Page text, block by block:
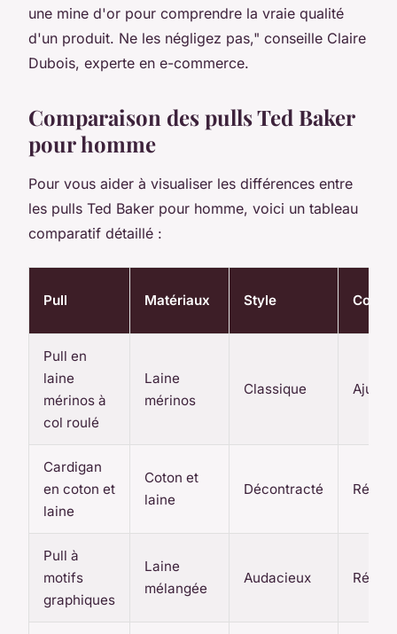
une mine d'or pour comprendre la vraie qualité
d'un produit. Ne les négligez pas," conseille Claire
Dubois, experte en e-commerce.
Comparaison des pulls Ted Baker
pour homme
Pour vous aider à visualiser les différences entre
les pulls Ted Baker pour homme, voici un tableau
comparatif détaillé :
Pull Matériaux Style Coupe
Pull en
laine
mérinos à
col roulé
Laine
mérinos
Classique
Cardigan
en coton et
laine
Coton et
laine
Décontracté
Pull à
motifs
graphiques
Laine
mélangée
Audacieux